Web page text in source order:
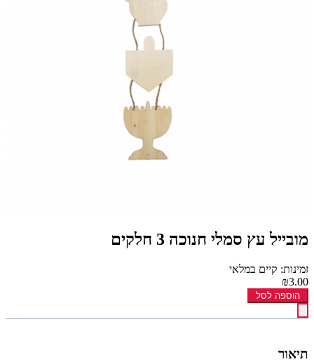
מובייל עץ סמלי חנוכה 3 חלקים
זמינות: קיים במלאי
₪3.00
הוספה לסל
תיאור